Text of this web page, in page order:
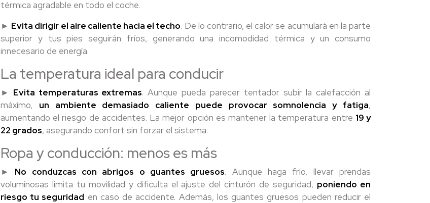
térmica agradable en todo el coche.
► Evita dirigir el aire caliente hacia el techo. De lo contrario, el calor se acumulará en la parte
superior y tus pies seguirán fríos, generando una incomodidad térmica y un consumo
innecesario de energía.
La temperatura ideal para conducir
► Evita temperaturas extremas. Aunque pueda parecer tentador subir la calefacción al
máximo, un ambiente demasiado caliente puede provocar somnolencia y fatiga,
aumentando el riesgo de accidentes. La mejor opción es mantener la temperatura entre 19 y
22 grados, asegurando confort sin forzar el sistema.
Ropa y conducción: menos es más
► No conduzcas con abrigos o guantes gruesos. Aunque haga frío, llevar prendas
voluminosas limita tu movilidad y dificulta el ajuste del cinturón de seguridad, poniendo en
riesgo tu seguridad en caso de accidente. Además, los guantes gruesos pueden reducir el